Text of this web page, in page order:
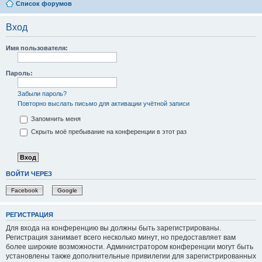
Список форумов
Вход
Имя пользователя:
Пароль:
Забыли пароль?
Повторно выслать письмо для активации учётной записи
Запомнить меня
Скрыть моё пребывание на конференции в этот раз
ВОЙТИ ЧЕРЕЗ
Facebook Google
РЕГИСТРАЦИЯ
Для входа на конференцию вы должны быть зарегистрированы.
Регистрация занимает всего несколько минут, но предоставляет вам
более широкие возможности. Администратором конференции могут быть
установлены также дополнительные привилегии для зарегистрированных